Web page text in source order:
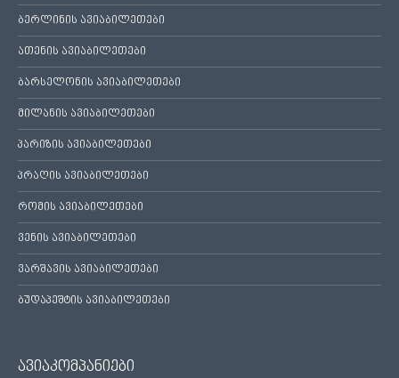
ბერლინის ავიაბილეთები
ათენის ავიაბილეთები
ბარსელონის ავიაბილეთები
მილანის ავიაბილეთები
პარიზის ავიაბილეთები
პრაღის ავიაბილეთები
რომის ავიაბილეთები
ვენის ავიაბილეთები
ვარშავის ავიაბილეთები
ბუდაპეშტის ავიაბილეთები
ავიაკომპანიები